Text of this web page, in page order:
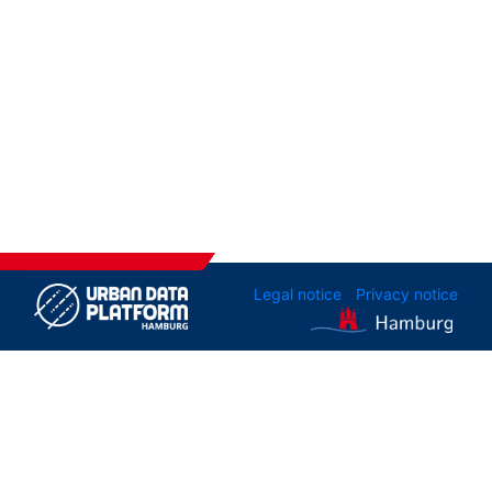
Legal notice Privacy notice